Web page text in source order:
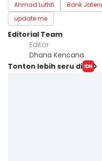
Ahmad Luthfi Bank
update me
Editorial Team
Editor
Dhana Kencana
Tonton lebih seru di